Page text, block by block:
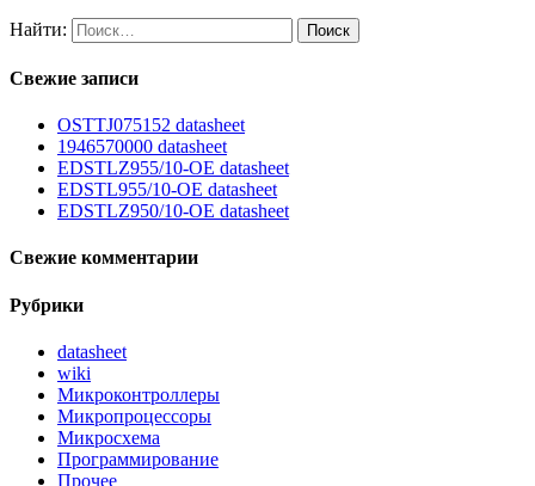
Найти:
Свежие записи
OSTTJ075152 datasheet
1946570000 datasheet
EDSTLZ955/10-OE datasheet
EDSTL955/10-OE datasheet
EDSTLZ950/10-OE datasheet
Свежие комментарии
Рубрики
datasheet
wiki
Микроконтроллеры
Микропроцессоры
Микросхема
Программирование
Прочее